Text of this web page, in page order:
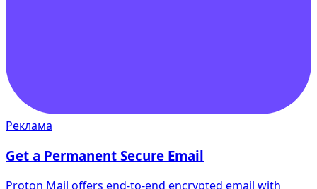
Реклама
Get a Permanent Secure Email
Proton Mail offers end-to-end encrypted email with